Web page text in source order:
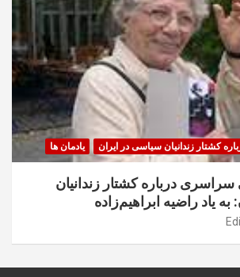
کشتار زندانیان سیاسی در ایران یادمان ها
درباره کشتار زندانیان
یاد راضیه ابراهیم‌زاده